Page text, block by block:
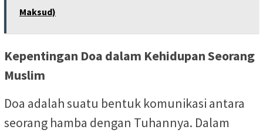
Maksud)
Kepentingan Doa dalam Kehidupan Seorang
Muslim
Doa adalah suatu bentuk komunikasi antara
seorang hamba dengan Tuhannya. Dalam